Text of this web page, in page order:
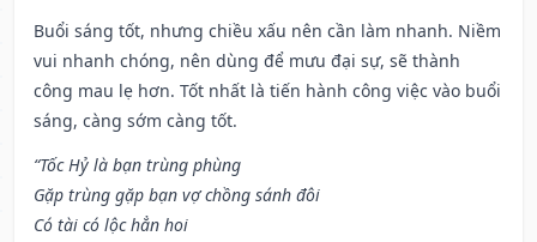
Buổi sáng tốt, nhưng chiều xấu nên cần làm nhanh. Niềm
vui nhanh chóng, nên dùng để mưu đại sự, sẽ thành
công mau lẹ hơn. Tốt nhất là tiến hành công việc vào buổi
sáng, càng sớm càng tốt.
“Tốc Hỷ là bạn trùng phùng
Gặp trùng gặp bạn vợ chồng sánh đôi
Có tài có lộc hẳn hoi